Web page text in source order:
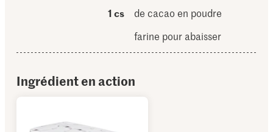
1 cs
de cacao en poudre
farine pour abaisser
Ingrédient en action